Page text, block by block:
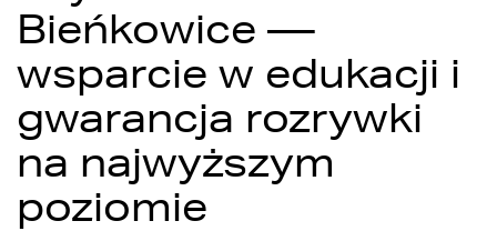
Bieńkowice —
wsparcie w edukacji i
gwarancja rozrywki
na najwyższym
poziomie